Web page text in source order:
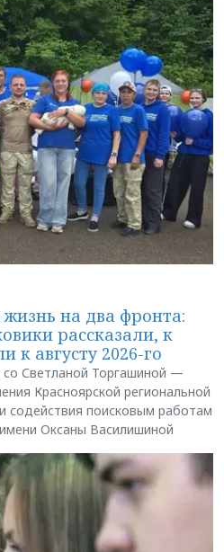
на два фронта:
рассказали, к
к августу 2026-го
Светланой Торгашиной —
Красноярской региональной
содействия поисковым работам
Оксаны Василишиной